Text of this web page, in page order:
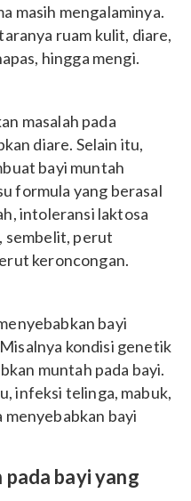
masih mengalaminya.
ruam kulit, diare,
hingga mengi.
masalah pada
diare. Selain itu,
bayi muntah
formula yang berasal
intoleransi laktosa
sembelit, perut
keroncongan.
bayi
kondisi genetik
muntah pada bayi.
infeksi telinga, mabuk,
menyebabkan bayi
bayi yang